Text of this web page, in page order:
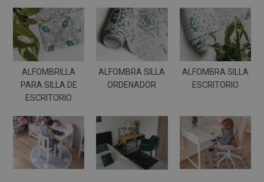
ALFOMBRILLA
PARA SILLA DE
ESCRITORIO
ALFOMBRA SILLA
ORDENADOR
ALFOMBRA SILLA
ESCRITORIO